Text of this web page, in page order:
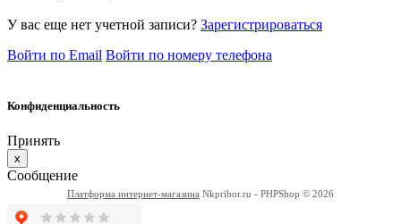
У вас еще нет учетной записи? Зарегистрироваться
Войти по Email Войти по номеру телефона
Конфиденциальность
Принять
x
Сообщение
Платформа интернет-магазина Nkpribor.ru - PHPShop © 2026